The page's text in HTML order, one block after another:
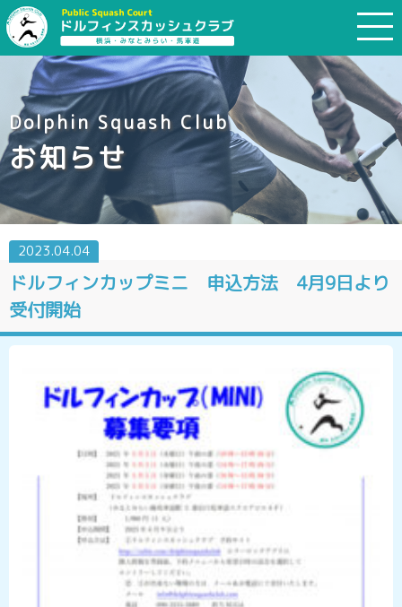
Dolphin Squash Club
お知らせ
ドルフィンカップミニ 申込方法 4月9日より
受付開始
2023.04.04